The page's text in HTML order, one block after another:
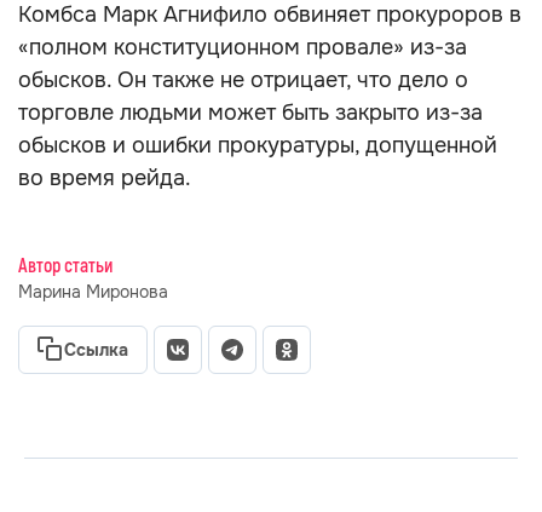
Комбса Марк Агнифило обвиняет прокуроров в
«полном конституционном провале» из-за
обысков. Он также не отрицает, что дело о
торговле людьми может быть закрыто из-за
обысков и ошибки прокуратуры, допущенной
во время рейда.
Автор статьи
Марина Миронова
Ссылка